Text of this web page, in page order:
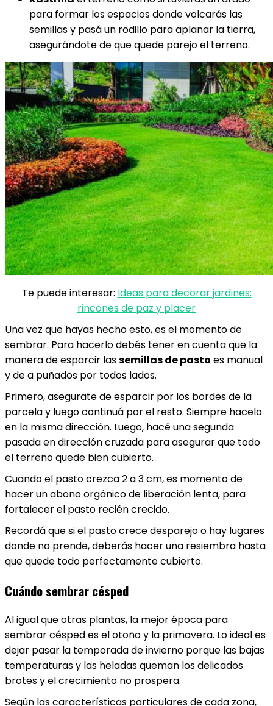
para formar los espacios donde volcarás las
semillas y pasá un rodillo para aplanar la tierra,
asegurándote de que quede parejo el terreno.
Te puede interesar: Ideas para decorar jardines:
rincones de paz y placer
Una vez que hayas hecho esto, es el momento de
sembrar. Para hacerlo debés tener en cuenta que la
manera de esparcir lassemillas de pasto es manual
y de a puñados por todos lados.
Primero, asegurate de esparcir por los bordes de la
parcela y luego continuá por el resto. Siempre hacelo
en la misma dirección. Luego, hacé una segunda
pasada en dirección cruzada para asegurar que todo
el terreno quede bien cubierto.
Cuando el pasto crezca 2 a 3 cm, es momento de
hacer un abono orgánico de liberación lenta, para
fortalecer el pasto recién crecido.
Recordá que si el pasto crece desparejo o hay lugares
donde no prende, deberás hacer una resiembra hasta
que quede todo perfectamente cubierto.
Cuándo sembrar césped
Al igual que otras plantas, la mejor época para
sembrar césped es el otoño y la primavera. Lo ideal es
dejar pasar la temporada de invierno porque las bajas
temperaturas y las heladas queman los delicados
brotes y el crecimiento no prospera.
Según las características particulares de cada zona,